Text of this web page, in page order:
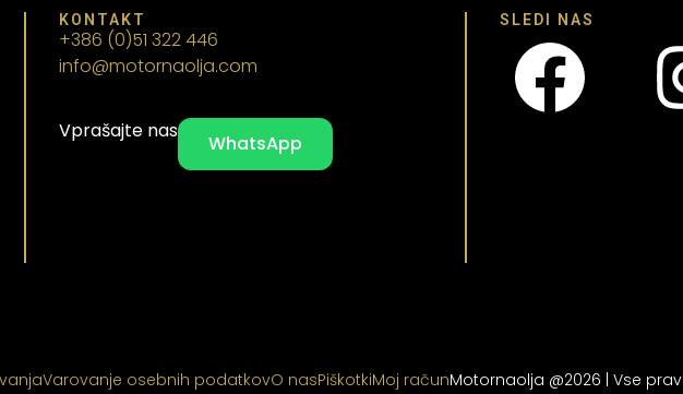
KONTAKT
+386 (0)51 322 446
info@motornaolja.com
Vprašajte nas
WhatsApp
SLEDI NAS
Varovanje osebnih podatkovO nasPiškotkiMoj računMotornaolja @2026 | Vse